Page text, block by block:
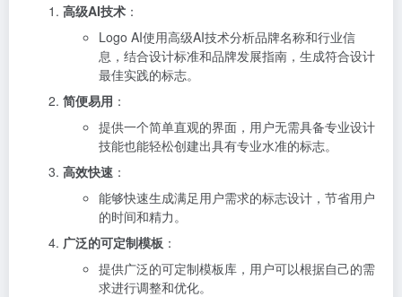
高级AI技术 ：
Logo AI使用高级AI技术分析品牌名称和行业信
息，结合设计标准和品牌发展指南，生成符合设计
最佳实践的标志。
简便易用 ：
提供一个简单直观的界面，用户无需具备专业设计
技能也能轻松创建出具有专业水准的标志。
高效快速 ：
能够快速生成满足用户需求的标志设计，节省用户
的时间和精力。
广泛的可定制模板 ：
提供广泛的可定制模板库，用户可以根据自己的需
求进行调整和优化。